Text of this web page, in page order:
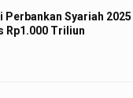
Perbankan Syariah
Rp1.000 Triliun